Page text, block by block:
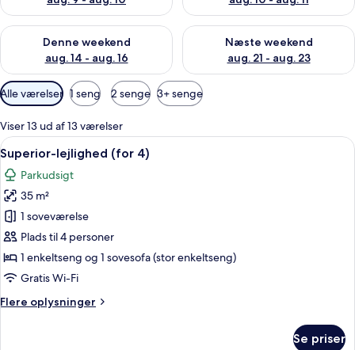
Denne weekend
aug. 14 - aug. 16
Tjek tilgængelighed for denne weekend aug. 14 - aug. 16
Næste weekend
aug. 21 - aug. 23
Tjek tilgængelighed for næste
Tilgængelige
filtre
for
værelser
Alle værelser 1 seng 2 senge 3+ senge
Viser 13 ud af 13 værelser
Indlæs
alle
billeder
af
Superior-
lejlighed
(for
4)
Et hotelværelse med to senge, et
6
Superior-lejlighed (for 4)
Parkudsigt
35 m²
1 soveværelse
Plads til 4 personer
1 enkeltseng og 1 sovesofa (stor enkeltseng)
Gratis Wi-Fi
Flere oplysninger
Flere
Se priser